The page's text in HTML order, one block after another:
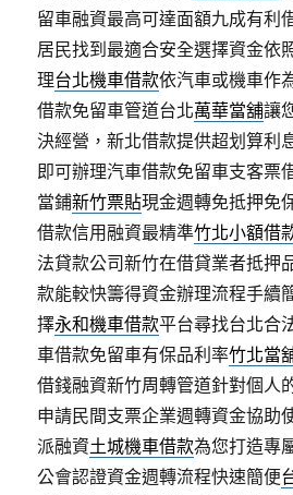
留車融資最高可達面額九成有利
居民找到最適合安全選擇資金依
理台北機車借款依汽車或機車作
借款免留車管道台北萬華當舖讓
決經營，新北借款提供超划算利
即可辦理汽車借款免留車支客票
當鋪新竹票貼現金週轉免抵押免
借款信用融資最精準竹北小額借
法貸款公司新竹在借貸業者抵押
款能較快籌得資金辦理流程手續
擇永和機車借款平台尋找台北合
車借款免留車有保品利率竹北當
借錢融資新竹周轉管道針對個人
申請民間支票企業週轉資金協助
派融資土城機車借款為您打造專
公會認證資金週轉流程快速簡便